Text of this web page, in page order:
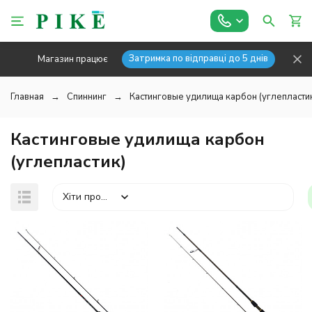
Магазин працює Затримка по відправці до 5 днів
Главная Спиннинг Кастинговые удилища карбон
Кастинговые удилища карбон
(углепластик)
Хіти продажів